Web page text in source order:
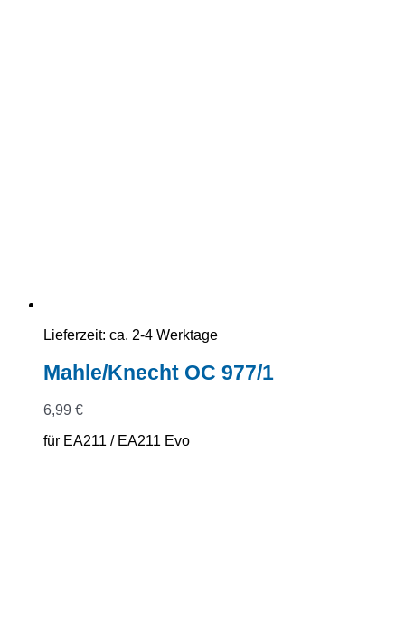
Lieferzeit: ca. 2-4 Werktage
Mahle/Knecht OC 977/1
6,99 €
für EA211 / EA211 Evo